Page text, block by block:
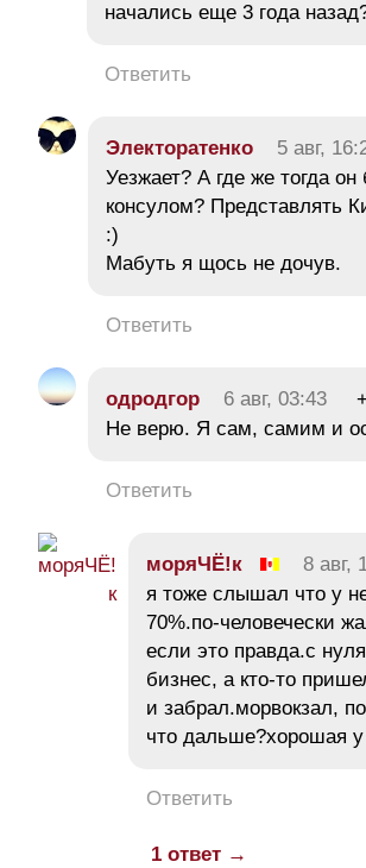
начались еще 3 года
Ответить
Электоратенко 5 авг,
Уезжает? А где же тогда он
консулом? Представлять
:)
Мабуть я щось не дочув.
Ответить
одродгор 6 авг, 03:43
Не верю. Я сам, самим и
Ответить
моряЧЁ!к 8 авг,
я тоже слышал что у
70%.по-человечески
если это правда.с
бизнес, а кто-то
и забрал.морвокзал,
что дальше?хорошая
Ответить
1 ответ →